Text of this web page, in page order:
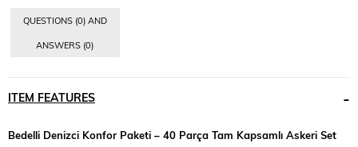
QUESTIONS (0) AND
ANSWERS (0)
ITEM FEATURES
Bedelli Denizci Konfor Paketi – 40 Parça Tam Kapsamlı Askeri Set